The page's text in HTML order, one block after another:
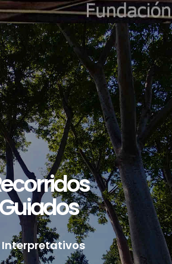
Guiados
Interpretativos